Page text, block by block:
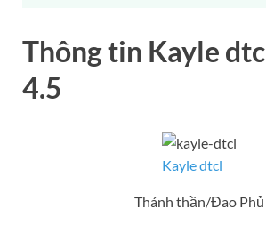
Thông tin Kayle
4.5
Kayle dtcl
Thánh thần/Đao Phủ